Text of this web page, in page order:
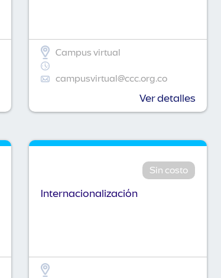
Campus virtual
campusvirtual@ccc.org.co
Ver detalles
Sin costo
Internacionalización